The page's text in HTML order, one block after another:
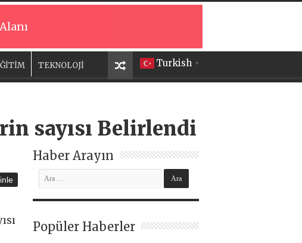
Turkish ▼
TEKNOLOJİ
sayısı Belirlendi
Haber Arayın
Popüler Haberler